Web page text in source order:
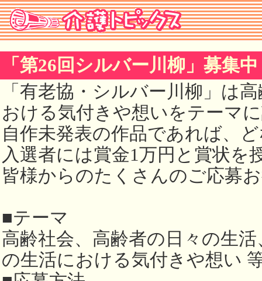
「第26回シルバー川柳」募集
「有老協・シルバー川柳」は
おける気付きや想いをテーマ
自作未発表の作品であれば、
入選者には賞金1万円と賞状を
皆様からのたくさんのご応募
■テーマ
高齢社会、高齢者の日々の生
の生活における気付きや想い